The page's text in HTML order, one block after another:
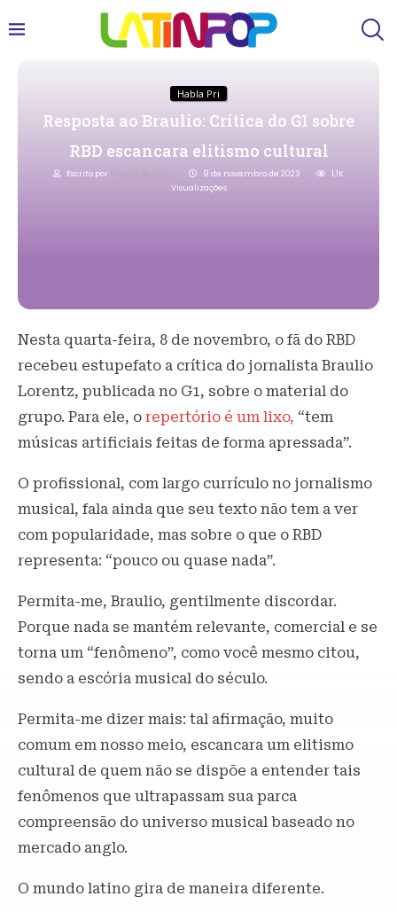
Habla Pri
Resposta ao Braulio: Crítica do G1 sobre
RBD escancara elitismo cultural
Escrito por Priscila Bertozzi 9 de novembro de 2023
1,1K
Visualizações
Nesta quarta-feira, 8 de novembro, o fã do RBD
recebeu estupefato a crítica do jornalista Braulio
Lorentz, publicada no G1, sobre o material do
grupo. Para ele, o repertório é um lixo, “tem
músicas artificiais feitas de forma apressada”.
O profissional, com largo currículo no jornalismo
musical, fala ainda que seu texto não tem a ver
com popularidade, mas sobre o que o RBD
representa: “pouco ou quase nada”.
Permita-me, Braulio, gentilmente discordar.
Porque nada se mantém relevante, comercial e se
torna um “fenômeno”, como você mesmo citou,
sendo a escória musical do século.
Permita-me dizer mais: tal afirmação, muito
comum em nosso meio, escancara um elitismo
cultural de quem não se dispõe a entender tais
fenômenos que ultrapassam sua parca
compreensão do universo musical baseado no
mercado anglo.
O mundo latino gira de maneira diferente.